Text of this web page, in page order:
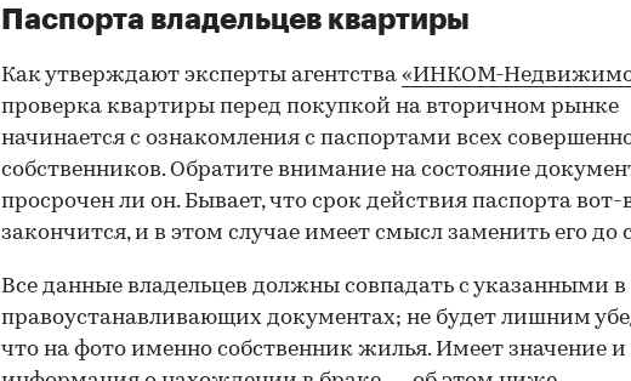
Паспорта владельцев квартиры
Как утверждают эксперты агентства «ИНКОМ-
проверка квартиры перед покупкой на вторичном рынке
начинается с ознакомления с паспортами всех
собственников. Обратите внимание на состояние
просрочен ли он. Бывает, что срок действия паспорта вот-
закончится, и в этом случае имеет смысл заменить его до
Все данные владельцев должны совпадать с указанными в
правоустанавливающих документах; не будет лишним
что на фото именно собственник жилья. Имеет значение и